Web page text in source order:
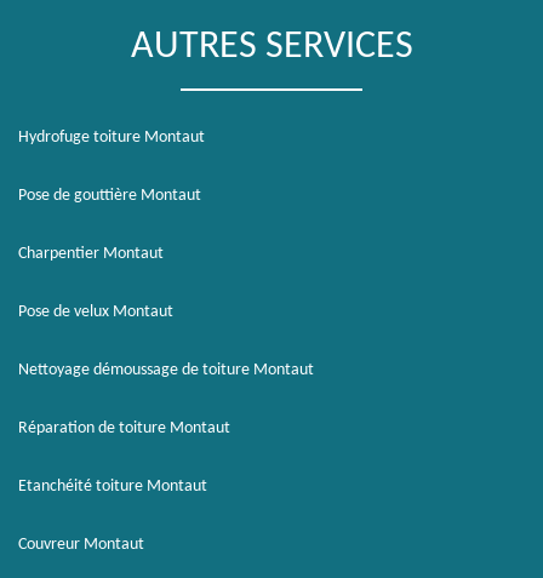
AUTRES SERVICES
Hydrofuge toiture Montaut
Pose de gouttière Montaut
Charpentier Montaut
Pose de velux Montaut
Nettoyage démoussage de toiture Montaut
Réparation de toiture Montaut
Etanchéité toiture Montaut
Couvreur Montaut